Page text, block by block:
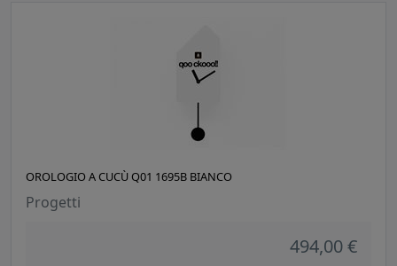
OROLOGIO A CUCÙ Q01 1695B BIANCO
Progetti
494,00 €